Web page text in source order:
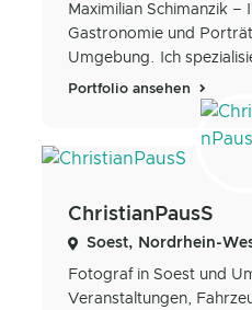
Maximilian Schimanzik –
Gastronomie und
Umgebung. Ich
Portfolio ansehen
ChristianPausS
Soest, Nordrhein-
Fotograf in Soest und
Veranstaltungen,